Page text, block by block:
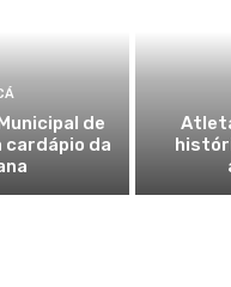
de
cardápio da